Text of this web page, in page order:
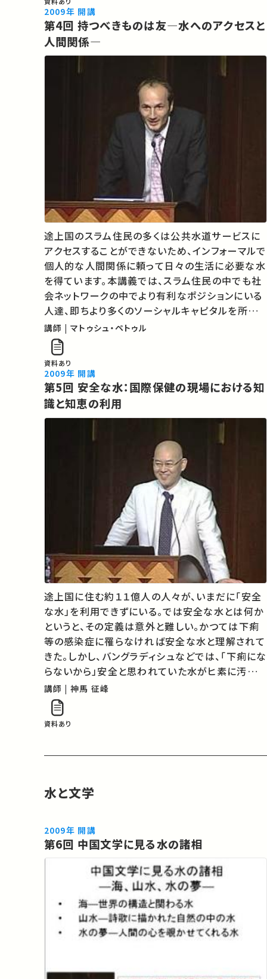
2009年 開講
第4回 持つべきものは友―水へのアクセスと
人間関係―
途上国のスラム住民の多くは公共水道サービスに
アクセスすることができないため、インフォーマルで
個人的な人間関係に頼って日々の生活に必要な水
を得ています。本講義では、スラム住民の中でも社
会ネットワークの中でより有利なポジションにいる
人達、即ちより多くのソーシャルキャピタルを所有
している人達が、より安価で安全な水にアクセスし
やすい構造を明らかにし、より公正で多くの人のニ
ーズを満たすための方策を提示しま…
講師 | マトゥシュ・ペトゥル
資料あり
2009年 開講
第5回 安全な水：国際保健の現場における知
識と知恵の利用
途上国に住む約１１億人の人々が、いまだに「安全
な水」を利用できずにいる。では安全な水とは何か
というと、その定義は意外と難しい。かつては下痢
等の感染症に罹らなければ安全な水と理解されて
きた。しかし、バングラディシュなどでは、「下痢にな
らないから」安全と思われていた水がヒ素に汚染さ
れ、多大な健康被害がもたらされてしまった。安全
な水の確保のために、国際保健の現場で培われて
きた知識と知恵の一端を紹介した…
講師 | 神馬 征峰
資料あり
水と文学
2009年 開講
第6回 中国文学に見る水の諸相